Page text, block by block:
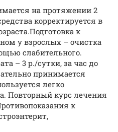
на протяжении 2
корректируется в
к
у взрослых – очистка
слабительного.
– 3 р./сутки, за час до
принимается
легко
Повторный курс лечения
к